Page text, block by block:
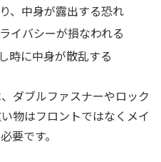
、中身が露出する恐れ
イバシーが損なわれる
時に中身が散乱する
ダブルファスナーやロック
物はフロントではなくメイ
要です。